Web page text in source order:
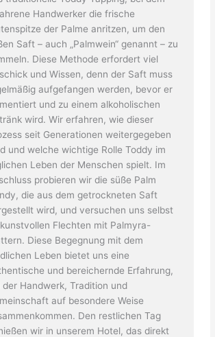
Handwerker die frische
der Palme anritzen, um den
Saft – auch „Palmwein“ genannt – zu
Diese Methode erfordert viel
und Wissen, denn der Saft muss
aufgefangen werden, bevor er
und zu einem alkoholischen
wird. Wir erfahren, wie dieser
seit Generationen weitergegeben
und welche wichtige Rolle Toddy im
Leben der Menschen spielt. Im
probieren wir die süße Palm
die aus dem getrockneten Saft
wird, und versuchen uns selbst
Flechten mit Palmyra-
Diese Begegnung mit dem
Leben bietet uns eine
und bereichernde Erfahrung,
der Handwerk, Tradition und
auf besondere Weise
Den restlichen Tag
wir in unserem Hotel, das direkt